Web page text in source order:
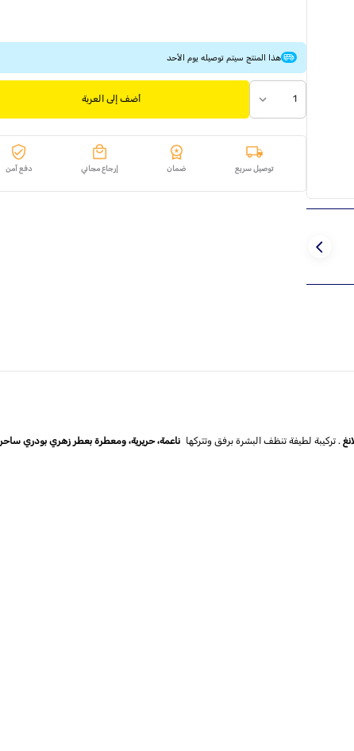
هذا المنتج سيتم توصيله يوم الأحد
1 أضف إلى العربة
توصيل سريع ضمان إرجاع مجاني دفع آمن
. تركيبة لطيفة تنظف البشرة برفق وتتركها ناعمة، حريرية، ومعطرة بعطر زهري بودري ساحر